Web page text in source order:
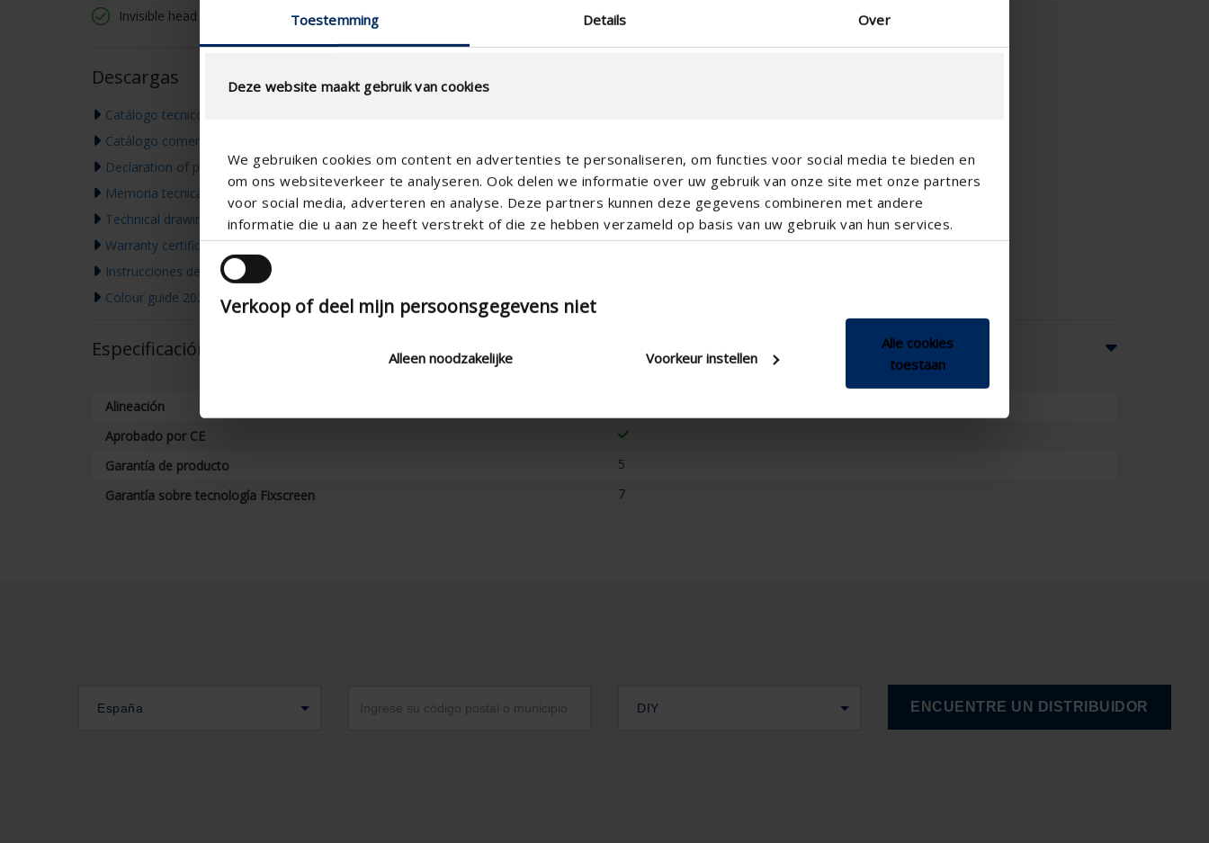
Toestemming Details Over
Deze website maakt gebruik van cookies
We gebruiken cookies om content en advertenties te personaliseren, om functies voor social media te bieden en
om ons websiteverkeer te analyseren. Ook delen we informatie over uw gebruik van onze site met onze partners
voor social media, adverteren en analyse. Deze partners kunnen deze gegevens combineren met andere
informatie die u aan ze heeft verstrekt of die ze hebben verzameld op basis van uw gebruik van hun services.
Verkoop of deel mijn persoonsgegevens niet
Alleen noodzakelijke Voorkeur instellen
Alle cookies
toestaan
Invisible head box
Descargas
Catálogo tecnico
Catálogo comercial
Declaration of performance
Memoria tecnica
Technical drawing
Warranty certificate
Instrucciones de montaje
Colour guide 2026
Especificación técnica
Alineación
Aprobado por CE
Garantía de producto
5
Garantía sobre tecnología Fixscreen
7
España DIY